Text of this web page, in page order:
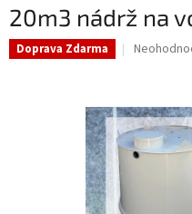
20m3 nádrž na
Doprava Zdarma
Průměrné
0,0
z
5